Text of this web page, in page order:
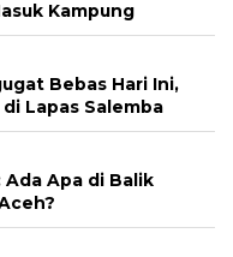
Kampung
Bebas Hari Ini,
Lapas Salemba
Ada Apa di Balik